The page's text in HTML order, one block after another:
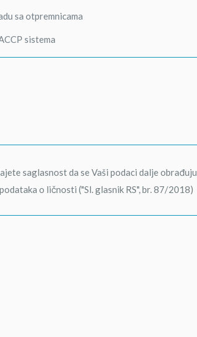
sa otpremnicama
sistema
saglasnost da se Vaši podaci dalje
o ličnosti ("Sl. glasnik RS", br. 87/2018)